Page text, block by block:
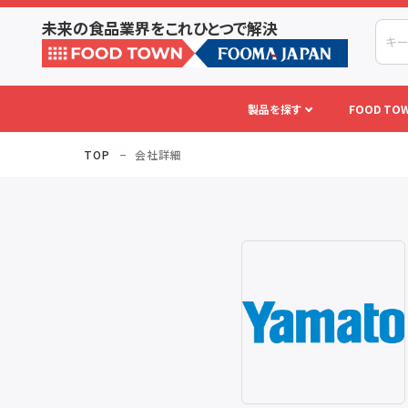
未来の食品業界をこれひとつで解決
製品を探す FOOD
TOP 会社詳細